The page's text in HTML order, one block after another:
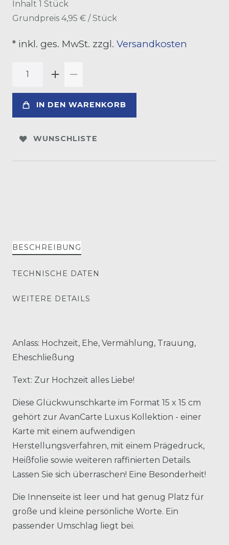
Inhalt 1 Stück
Grundpreis 4,95 € / Stück
* inkl. ges. MwSt. zzgl. Versandkosten
IN DEN WARENKORB
WUNSCHLISTE
BESCHREIBUNG
TECHNISCHE DATEN
WEITERE DETAILS
Anlass: Hochzeit, Ehe, Vermählung, Trauung,
Eheschließung
Text: Zur Hochzeit alles Liebe!
Diese Glückwunschkarte im Format 15 x 15 cm
gehört zur AvanCarte Luxus Kollektion - einer
Karte mit einem aufwendigen
Herstellungsverfahren, mit einem Prägedruck,
Heißfolie sowie weiteren raffinierten Details.
Lassen Sie sich überraschen! Eine Besonderheit!
Die Innenseite ist leer und hat genug Platz für
große und kleine persönliche Worte. Ein
passender Umschlag liegt bei.